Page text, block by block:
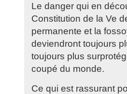
Le danger qui en
Constitution de la Ve
permanente et la
deviendront toujours
toujours plus
coupé du monde.
Ce qui est rassurant